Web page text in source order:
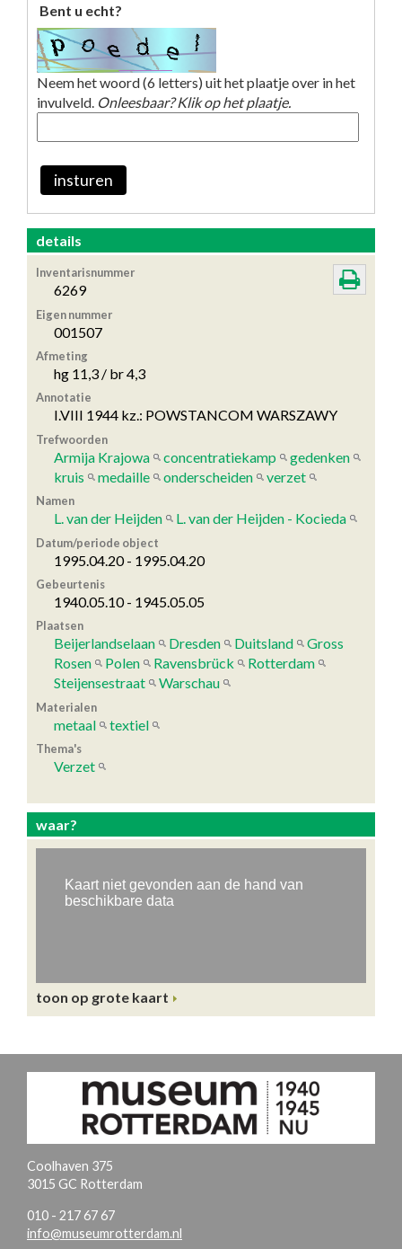
Bent u echt?
Neem het woord (6 letters) uit het plaatje over in het
invulveld. Onleesbaar? Klik op het plaatje.
insturen
details
Inventarisnummer
6269
Eigen nummer
001507
Afmeting
hg 11,3 / br 4,3
Annotatie
I.VIII 1944 kz.: POWSTANCOM WARSZAWY
Trefwoorden
Armija Krajowa concentratiekamp
gedenken
kruis
medaille onderscheiden verzet
Namen
L. van der Heijden L. van der Heijden - Kocieda
Datum/periode object
1995.04.20 - 1995.04.20
Gebeurtenis
1940.05.10 - 1945.05.05
Plaatsen
Beijerlandselaan Dresden Duitsland
Gross
Rosen
Polen Ravensbrück
Rotterdam
Steijensestraat
Warschau
Materialen
metaal textiel
Thema's
Verzet
waar?
toon op grote kaart
Coolhaven 375
3015 GC Rotterdam
010 - 217 67 67
info@museumrotterdam.nl